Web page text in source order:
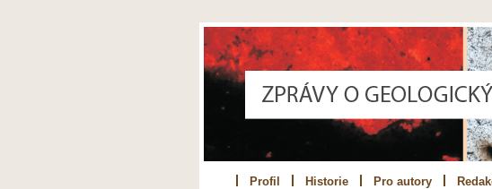
Profil Historie Pro autory